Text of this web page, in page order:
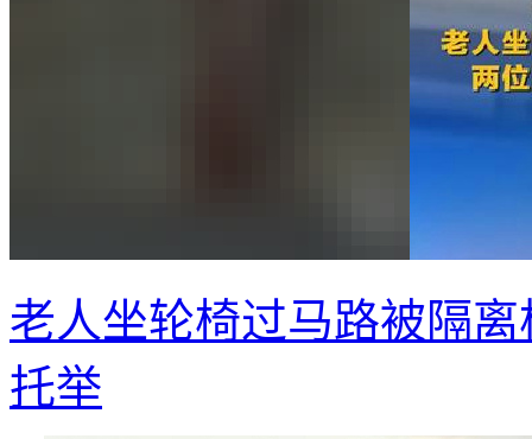
老人坐轮椅过马路被隔
托举